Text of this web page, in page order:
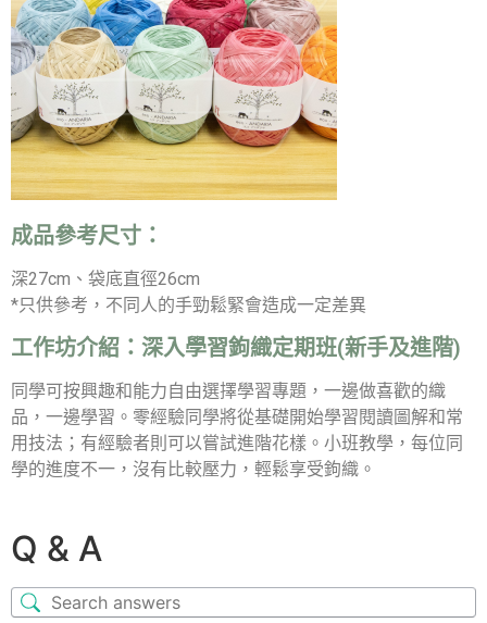
成品參考尺寸：
深27cm、袋底直徑26cm
*只供參考，不同人的手勁鬆緊會造成一定差異
工作坊介紹： 深入學習鉤織定期班(新手及進階)
同學可按興趣和能力自由選擇學習專題，一邊做喜歡的織
品，一邊學習。零經驗同學將從基礎開始學習閱讀圖解和常
用技法；有經驗者則可以嘗試進階花樣。小班教學，每位同
學的進度不一，沒有比較壓力，輕鬆享受鉤織。
Q & A